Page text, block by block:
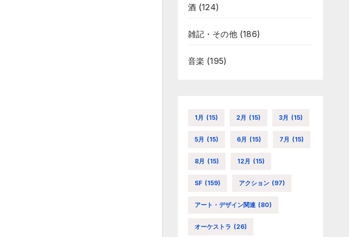
酒(124)
雑記・その他(186)
音楽 (195)
1月 (15) 2月 (15) 3月 (15)
5月 (15) 6月 (15) 7月 (15)
8月 (15) 12月 (15)
SF (159) アクション (97)
アート・デザイン関連 (80)
オーケストラ (26)